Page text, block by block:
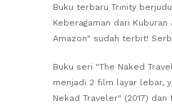
Buku terbaru Trinity
Keberagaman dari
Amazon" sudah terbit!
Buku seri "The Naked
menjadi 2 film layar lebar,
Nekad Traveler" (2017)